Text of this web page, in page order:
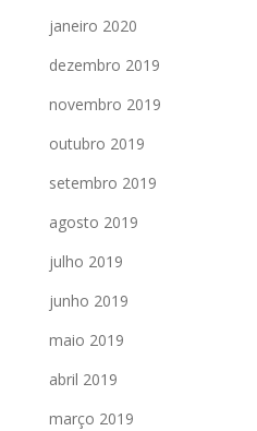
janeiro 2020
dezembro 2019
novembro 2019
outubro 2019
setembro 2019
agosto 2019
julho 2019
junho 2019
maio 2019
abril 2019
março 2019